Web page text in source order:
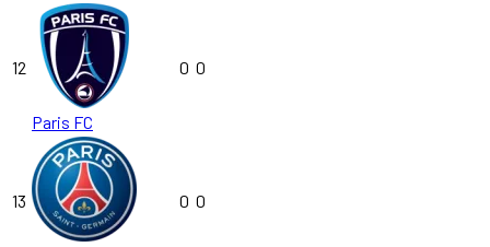
12
Paris FC
0 0
13 0 0